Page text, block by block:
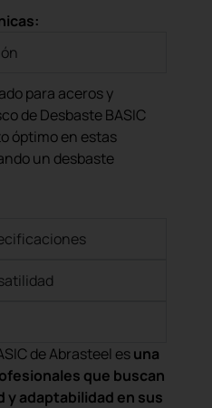
para aceros y
de Desbaste BASIC
óptimo en estas
un desbaste
de Abrasteel esuna
que buscan
adaptabilidad en sus